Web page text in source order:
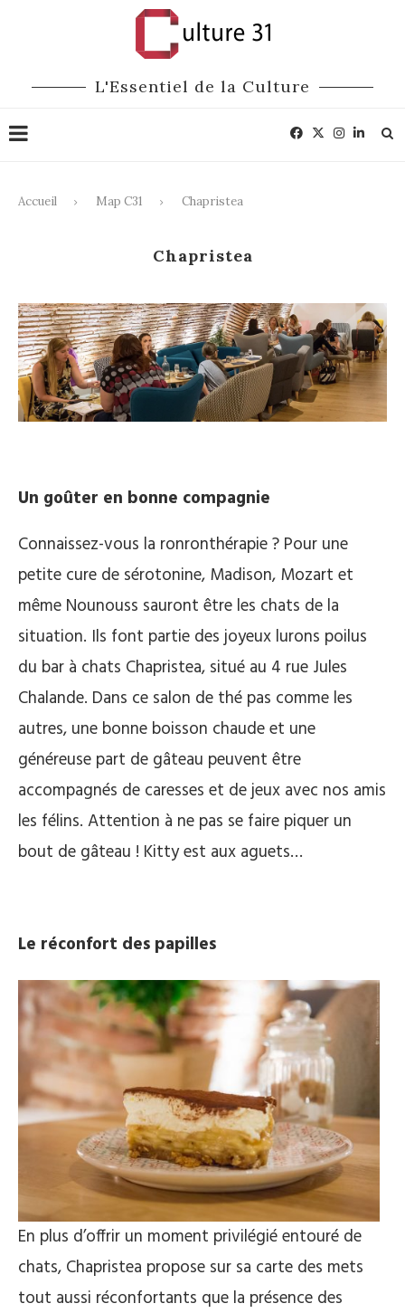
L'Essentiel de la Culture
Accueil Map C31 Chapristea
Chapristea
Un goûter en bonne compagnie
Connaissez-vous la ronronthérapie ? Pour une
petite cure de sérotonine, Madison, Mozart et
même Nounouss sauront être les chats de la
situation. Ils font partie des joyeux lurons poilus
du bar à chats Chapristea, situé au 4 rue Jules
Chalande. Dans ce salon de thé pas comme les
autres, une bonne boisson chaude et une
généreuse part de gâteau peuvent être
accompagnés de caresses et de jeux avec nos amis
les félins. Attention à ne pas se faire piquer un
bout de gâteau ! Kitty est aux aguets…
Le réconfort des papilles
En plus d’offrir un moment privilégié entouré de
chats, Chapristea propose sur sa carte des mets
tout aussi réconfortants que la présence des